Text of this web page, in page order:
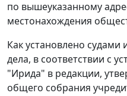
по вышеуказанному
местонахождения
Как установлено судами
дела, в соответствии с
"Ирида" в редакции,
общего собрания